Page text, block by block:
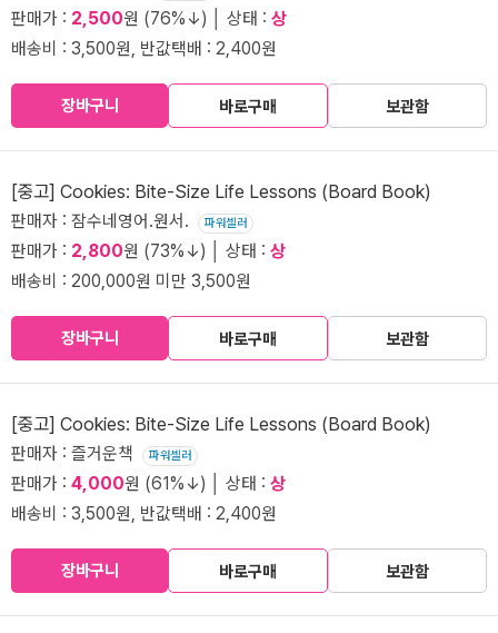
판매가 : 2,500원 (76%↓) │ 상태 : 상
배송비 : 3,500원, 반값택배 : 2,400원
장바구니 바로구매 보관함
[중고] Cookies: Bite-Size Life Lessons (Board Book)
판매자 : 잠수네영어.원서. 파워셀러
판매가 : 2,800원 (73%↓) │ 상태 : 상
배송비 : 200,000원 미만 3,500원
장바구니 바로구매 보관함
[중고] Cookies: Bite-Size Life Lessons (Board Book)
판매자 : 즐거운책 파워셀러
판매가 : 4,000원 (61%↓) │ 상태 : 상
배송비 : 3,500원, 반값택배 : 2,400원
장바구니 바로구매 보관함